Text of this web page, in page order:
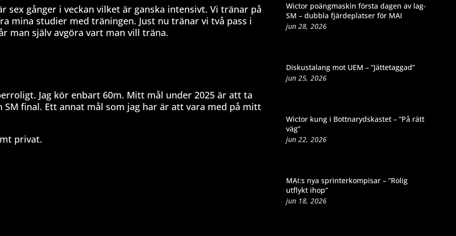
sex gånger i veckan vilket är ganska intensivt. Vi tränar på
mina studier med träningen. Just nu tränar vi två pass i
man själv avgöra vart man vill träna.
Jag kör enbart 60m. Mitt mål under 2025 är att ta
final. Ett annat mål som jag har är att vara med på mitt
privat.
Wictor poängmaskin första dagen av lag-
SM – dubbla fjärdeplatser för MAI
jun 28, 2026
Diskustalang mot UEM – ”Jättetaggad”
jun 25, 2026
Wictor kung i Bottnarydskastet – ”På rätt
väg”
jun 22, 2026
MAI:s nya sprinterkompisar – ”Rolig
utflykt ihop”
jun 18, 2026